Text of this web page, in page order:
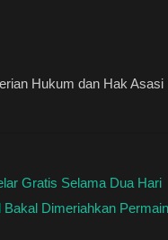
Hukum dan Hak Asasi
Gratis Selama Dua Hari
Bakal Dimeriahkan